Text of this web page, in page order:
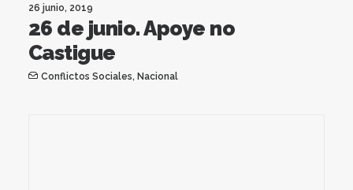
26 junio, 2019
26 de junio. Apoye no
Castigue
Conflictos Sociales, Nacional